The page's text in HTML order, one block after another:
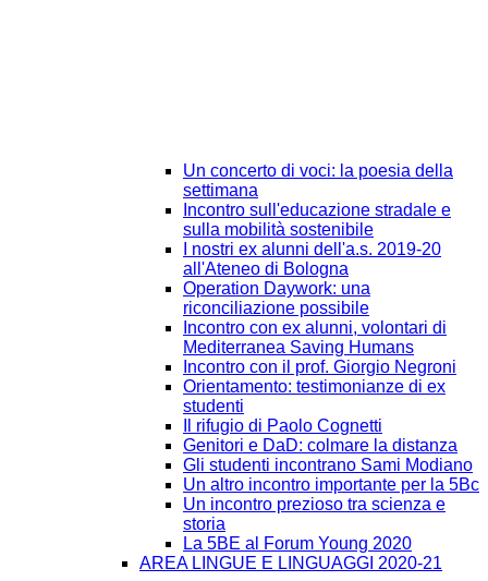
Un concerto di voci: la poesia della
settimana
Incontro sull'educazione stradale e
sulla mobilità sostenibile
I nostri ex alunni dell'a.s. 2019-20
all'Ateneo di Bologna
Operation Daywork: una
riconciliazione possibile
Incontro con ex alunni, volontari di
Mediterranea Saving Humans
Incontro con il prof. Giorgio Negroni
Orientamento: testimonianze di ex
studenti
Il rifugio di Paolo Cognetti
Genitori e DaD: colmare la distanza
Gli studenti incontrano Sami Modiano
Un altro incontro importante per la 5Bc
Un incontro prezioso tra scienza e
storia
La 5BE al Forum Young 2020
AREA LINGUE E LINGUAGGI 2020-21